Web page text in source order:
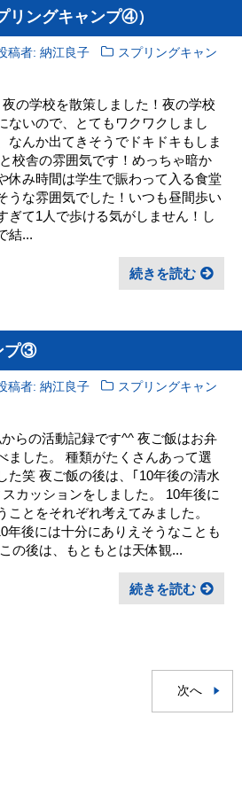
リングキャンプ④）
稿者: 納江良子
スプリングキャン
の学校を散策しました！夜の学校
ないので、とてもワクワクしまし
なんか出てきそうでドキドキもしま
校舎の雰囲気です！めっちゃ暗か
休み時間は学生で賑わって入る食堂
うな雰囲気でした！いつも昼間歩い
ぎて1人で歩ける気がしません！し
結...
続きを読む
プ③
稿者: 納江良子
スプリングキャン
らの活動記録です^^ 夜ご飯はお弁
ました。 種類がたくさんあって選
た笑 夜ご飯の後は、｢10年後の清水
カッションをしました。 10年後に
ことをそれぞれ考えてみました。
年後には十分にありえそうなことも
の後は、もともとは天体観...
続きを読む
次へ